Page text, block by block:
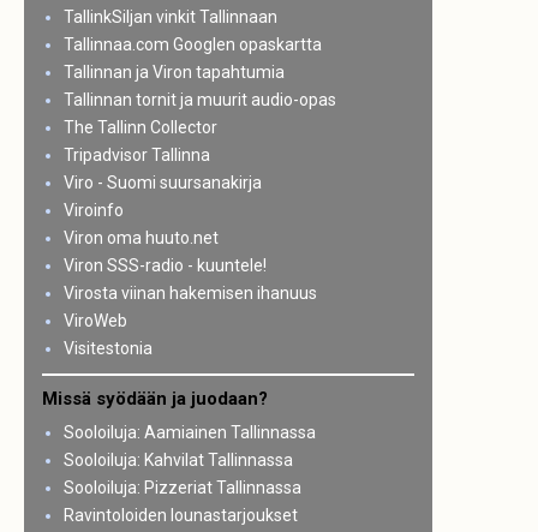
TallinkSiljan vinkit Tallinnaan
Tallinnaa.com Googlen opaskartta
Tallinnan ja Viron tapahtumia
Tallinnan tornit ja muurit audio-opas
The Tallinn Collector
Tripadvisor Tallinna
Viro - Suomi suursanakirja
Viroinfo
Viron oma huuto.net
Viron SSS-radio - kuuntele!
Virosta viinan hakemisen ihanuus
ViroWeb
Visitestonia
Missä syödään ja juodaan?
Sooloiluja: Aamiainen Tallinnassa
Sooloiluja: Kahvilat Tallinnassa
Sooloiluja: Pizzeriat Tallinnassa
Ravintoloiden lounastarjoukset